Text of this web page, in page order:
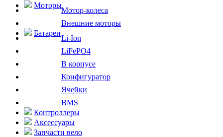
Моторы
Мотор-колеса
Внешние моторы
Батареи
Li-Ion
LiFePO4
В корпусе
Конфигуратор
Ячейки
BMS
Контроллеры
Аксессуары
Запчасти вело